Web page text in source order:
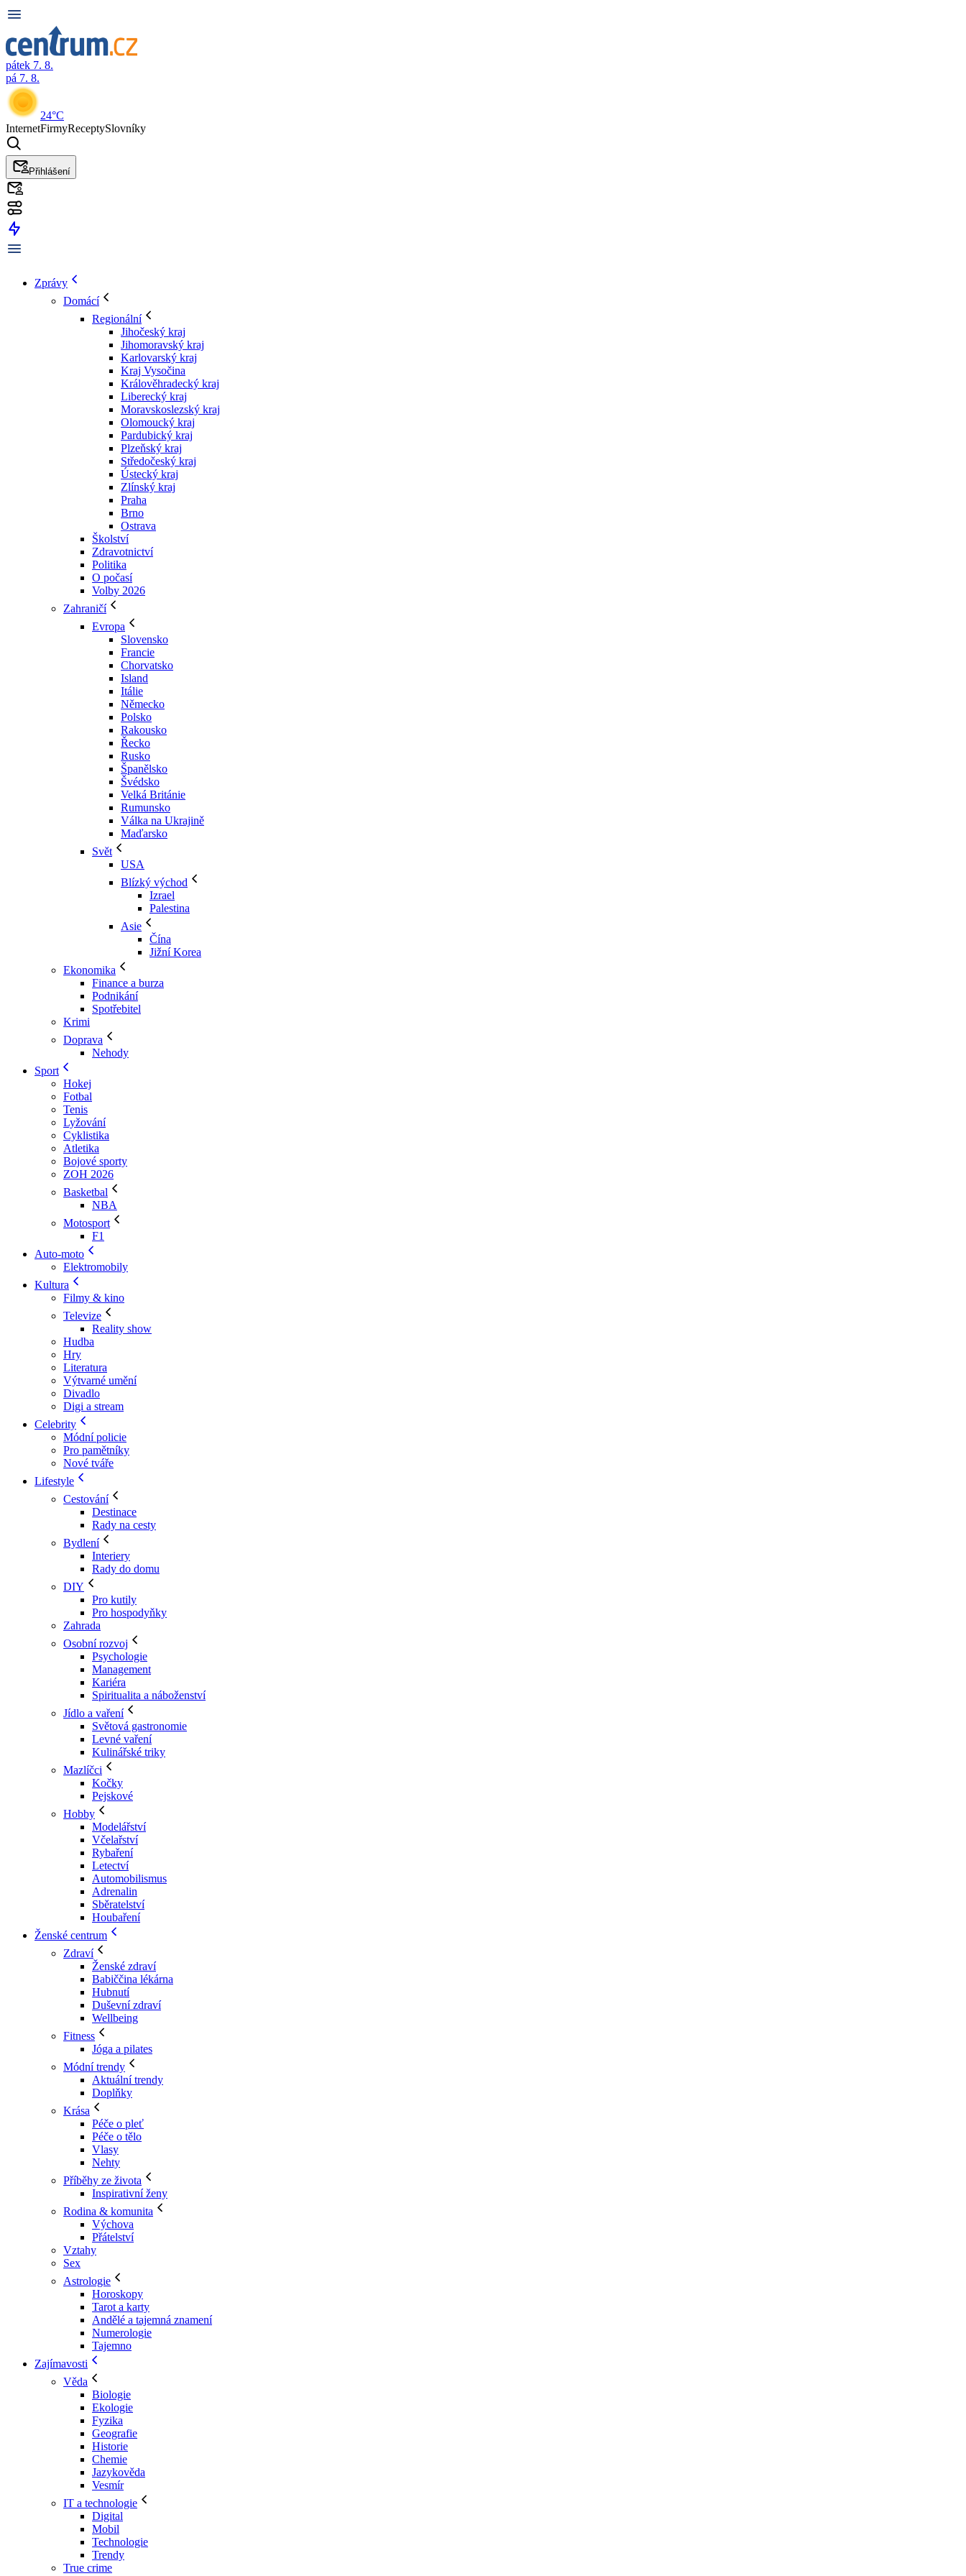
pátek 7. 8.
pá 7. 8.
24°C
InternetFirmyReceptySlovníky
Přihlášení
Zprávy
Domácí
Regionální
Jihočeský kraj
Jihomoravský kraj
Karlovarský kraj
Kraj Vysočina
Králověhradecký kraj
Liberecký kraj
Moravskoslezský kraj
Olomoucký kraj
Pardubický kraj
Plzeňský kraj
Středočeský kraj
Ústecký kraj
Zlínský kraj
Praha
Brno
Ostrava
Školství
Zdravotnictví
Politika
O počasí
Volby 2026
Zahraničí
Evropa
Slovensko
Francie
Chorvatsko
Island
Itálie
Německo
Polsko
Rakousko
Řecko
Rusko
Španělsko
Švédsko
Velká Británie
Rumunsko
Válka na Ukrajině
Maďarsko
Svět
USA
Blízký východ
Izrael
Palestina
Asie
Čína
Jižní Korea
Ekonomika
Finance a burza
Podnikání
Spotřebitel
Krimi
Doprava
Nehody
Sport
Hokej
Fotbal
Tenis
Lyžování
Cyklistika
Atletika
Bojové sporty
ZOH 2026
Basketbal
NBA
Motosport
F1
Auto-moto
Elektromobily
Kultura
Filmy & kino
Televize
Reality show
Hudba
Hry
Literatura
Výtvarné umění
Divadlo
Digi a stream
Celebrity
Módní policie
Pro pamětníky
Nové tváře
Lifestyle
Cestování
Destinace
Rady na cesty
Bydlení
Interiery
Rady do domu
DIY
Pro kutily
Pro hospodyňky
Zahrada
Osobní rozvoj
Psychologie
Management
Kariéra
Spiritualita a náboženství
Jídlo a vaření
Světová gastronomie
Levné vaření
Kulinářské triky
Mazlíčci
Kočky
Pejskové
Hobby
Modelářství
Včelařství
Rybaření
Letectví
Automobilismus
Adrenalin
Sběratelství
Houbaření
Ženské centrum
Zdraví
Ženské zdraví
Babiččina lékárna
Hubnutí
Duševní zdraví
Wellbeing
Fitness
Jóga a pilates
Módní trendy
Aktuální trendy
Doplňky
Krása
Péče o pleť
Péče o tělo
Vlasy
Nehty
Příběhy ze života
Inspirativní ženy
Rodina & komunita
Výchova
Přátelství
Vztahy
Sex
Astrologie
Horoskopy
Tarot a karty
Andělé a tajemná znamení
Numerologie
Tajemno
Zajímavosti
Věda
Biologie
Ekologie
Fyzika
Geografie
Historie
Chemie
Jazykověda
Vesmír
IT a technologie
Digital
Mobil
Technologie
Trendy
True crime